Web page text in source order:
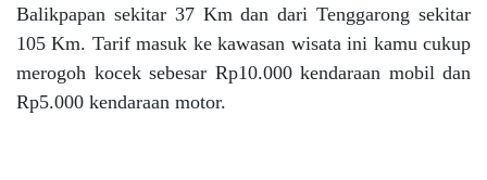
Balikpapan sekitar 37 Km dan dari Tenggarong sekitar
105 Km. Tarif masuk ke kawasan wisata ini kamu cukup
merogoh kocek sebesar Rp10.000 kendaraan mobil dan
Rp5.000 kendaraan motor.